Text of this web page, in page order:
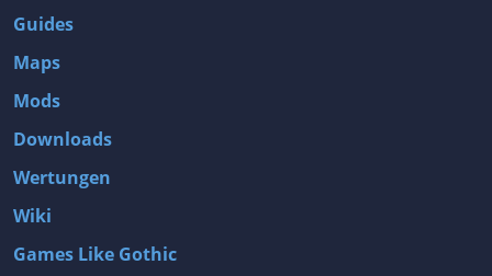
Guides
Maps
Mods
Downloads
Wertungen
Wiki
Games Like Gothic